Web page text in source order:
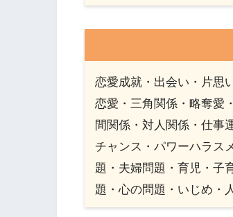
恋愛成就・出会い・片思
恋愛・三角関係・略奪愛
間関係・対人関係・仕事
チャンス・パワーハラス
題・夫婦問題・育児・子
題・心の問題・いじめ・